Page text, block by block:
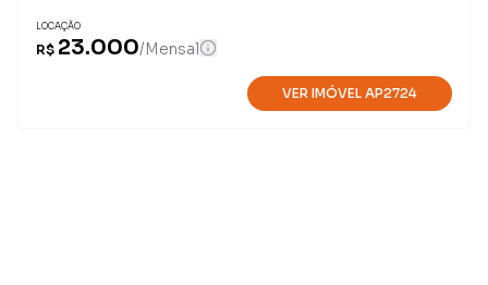
LOCAÇÃO
R$ 23.000/Mensal
VER IMÓVEL AP2724